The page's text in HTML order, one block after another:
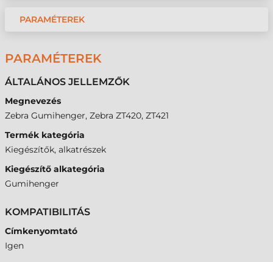
PARAMÉTEREK
PARAMÉTEREK
ÁLTALÁNOS JELLEMZŐK
Megnevezés
Zebra Gumihenger, Zebra ZT420, ZT421
Termék kategória
Kiegészítők, alkatrészek
Kiegészítő alkategória
Gumihenger
KOMPATIBILITÁS
Címkenyomtató
Igen